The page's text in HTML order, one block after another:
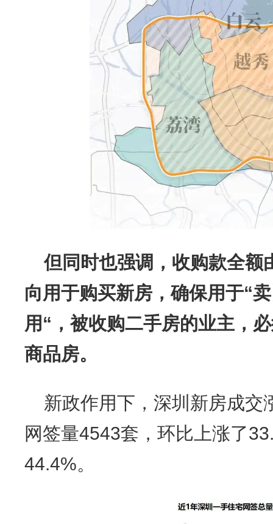
但同时也强调，收购款全额
向用于购买新房，确保用于“
用“，被收购二手房的业主，
商品房。
新政作用下，深圳新房成交
网签量4543套，环比上涨了
44.4%。